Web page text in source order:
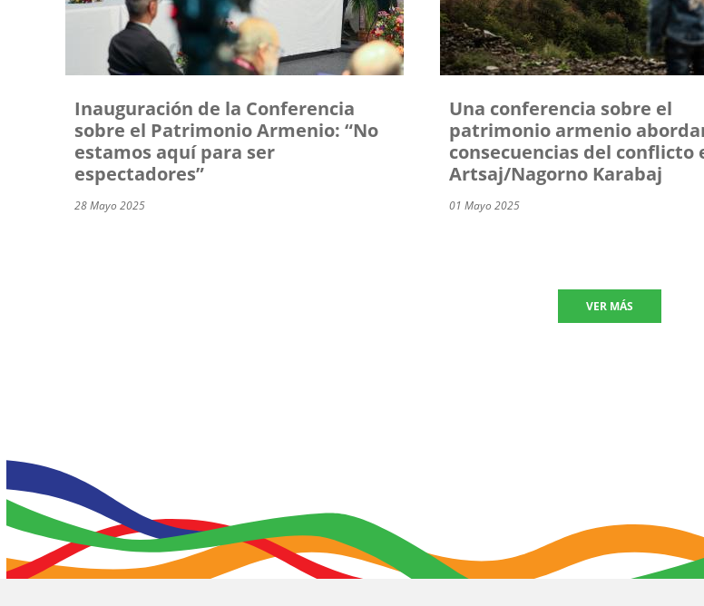
Inauguración de la Conferencia
sobre el Patrimonio Armenio: “No
estamos aquí para ser
espectadores”
28 Mayo 2025
Una conferencia sobre el
patrimonio armenio
consecuencias del conflicto
Artsaj/Nagorno Karabaj
01 Mayo 2025
VER MÁS